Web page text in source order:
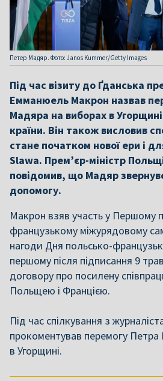
Петер Мадяр. Фото: Janos Kummer/Getty Images
Під час візиту до Ґданська
Емманюель Макрон назвав
Мадяра на виборах в
країни. Він також висловив
стане початком нової ери і
Slawa. Прем’єр-міністр
повідомив, що Мадяр
допомогу.
Макрон взяв участь у Першому
французькому міжурядовому
нагоди Дня польсько-
першому після підписання 9
договору про посилену
Польщею і Францією.
Під час спілкування з
прокоментував перемогу
в Угорщині.